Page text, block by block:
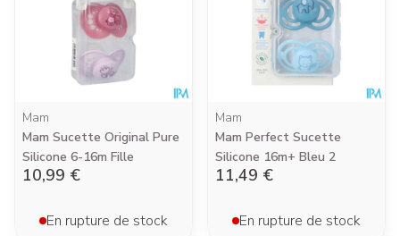
Mam
Mam Sucette Original Pure
Silicone 6-16m Fille
10,99 €
En rupture de stock
Mam
Mam Perfect Sucette
Silicone 16m+ Bleu 2
11,49 €
En rupture de stock